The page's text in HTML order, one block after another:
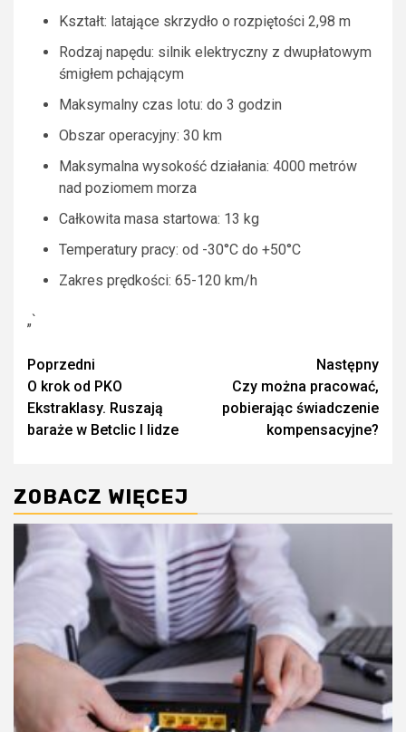
Kształt: latające skrzydło o rozpiętości 2,98 m
Rodzaj napędu: silnik elektryczny z dwupłatowym
śmigłem pchającym
Maksymalny czas lotu: do 3 godzin
Obszar operacyjny: 30 km
Maksymalna wysokość działania: 4000 metrów
nad poziomem morza
Całkowita masa startowa: 13 kg
Temperatury pracy: od -30°C do +50°C
Zakres prędkości: 65-120 km/h
„`
Zobacz
wpisy
Poprzedni
O krok od PKO
Ekstraklasy. Ruszają
baraże w Betclic I lidze
Następny
Czy można pracować,
pobierając świadczenie
kompensacyjne?
ZOBACZ WIĘCEJ